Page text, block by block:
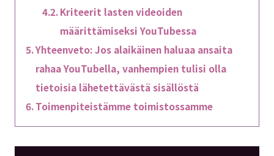
Kriteerit lasten videoiden
määrittämiseksi YouTubessa
Yhteenveto: Jos alaikäinen haluaa ansaita
rahaa YouTubella, vanhempien tulisi olla
tietoisia lähetettävästä sisällöstä
Toimenpiteistämme toimistossamme